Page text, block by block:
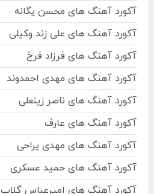
آکورد آهنگ های محسن یگانه
آکورد آهنگ های علی زند وکیلی
آکورد آهنگ های فرزاد فرخ
آکورد آهنگ های مهدی احمدوند
آکورد آهنگ های ناصر زینعلی
آکورد آهنگ های عارف
آکورد آهنگ های مهدی یراحی
آکورد آهنگ های حمید عسکری
آکورد آهنگ های امیرعباس گلاب